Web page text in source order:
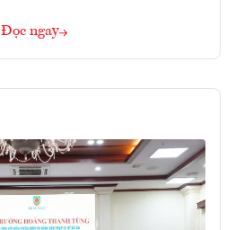
Đọc ngay